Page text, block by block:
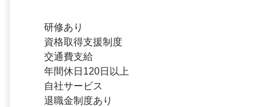
研修あり
資格取得支援制度
交通費支給
年間休日120日以上
自社サービス
退職金制度あり